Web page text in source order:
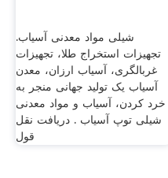
شیلی مواد معدنی آسیاب.
تجهیزات استخراج طلا، تجهیزات
غربالگری، آسیاب ارزان، معدن
آسیاب یک تولید جهانی منجر به
خرد کردن، آسیاب و مواد معدنی
شیلی توپ آسیاب . دریافت نقل
قول